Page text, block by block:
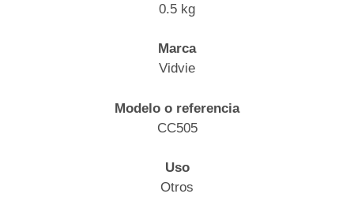
0.5 kg
Marca
Vidvie
Modelo o referencia
CC505
Uso
Otros